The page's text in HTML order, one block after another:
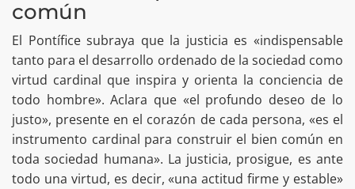
común
El Pontífice subraya que la justicia es «indispensable
tanto para el desarrollo ordenado de la sociedad como
virtud cardinal que inspira y orienta la conciencia de
todo hombre». Aclara que «el profundo deseo de lo
justo», presente en el corazón de cada persona, «es el
instrumento cardinal para construir el bien común en
toda sociedad humana». La justicia, prosigue, es ante
todo una virtud, es decir, «una actitud firme y estable»